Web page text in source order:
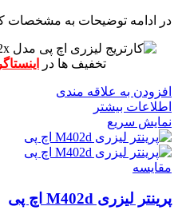
در ادامه توضیحات به مشخصات
تخفیف ها در
افزودن به علاقه مندی
اطلاعات بیشتر
نمایش سریع
مقايسه
پرینتر لیزری M402d اچ پی